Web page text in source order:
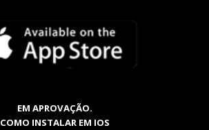
EM APROVAÇÃO.
COMO INSTALAR EM IOS